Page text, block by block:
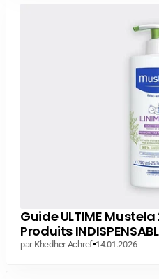
Guide ULTIME Mustela
Produits
par Khedher Achref 14.01.2026